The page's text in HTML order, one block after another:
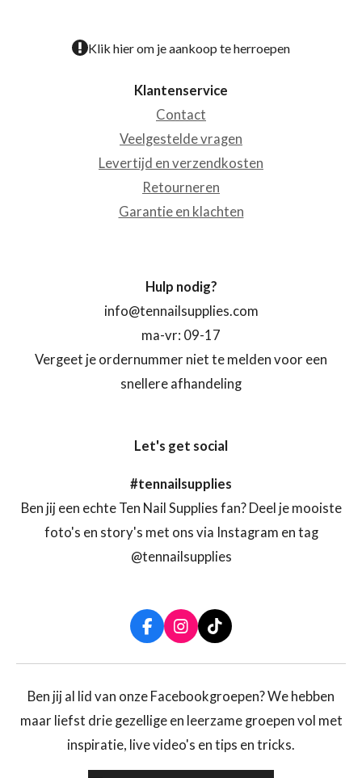
Klik hier om je aankoop te herroepen
Klantenservice
Contact
Veelgestelde vragen
Levertijd en verzendkosten
Retourneren
Garantie en klachten
Hulp nodig?
info@tennailsupplies.com
ma-vr: 09-17
Vergeet je ordernummer niet te melden voor een
snellere afhandeling
Let's get social
#tennailsupplies
Ben jij een echte Ten Nail Supplies fan? Deel je mooiste
foto's en story's met ons via Instagram en tag
@tennailsupplies
F
a
c
b
o
k
I
n
s
a
r
a
m
T
i
k
o
k
Ben jij al lid van onze Facebookgroepen? We hebben
maar liefst drie gezellige en leerzame groepen vol met
inspiratie, live video's en tips en tricks.